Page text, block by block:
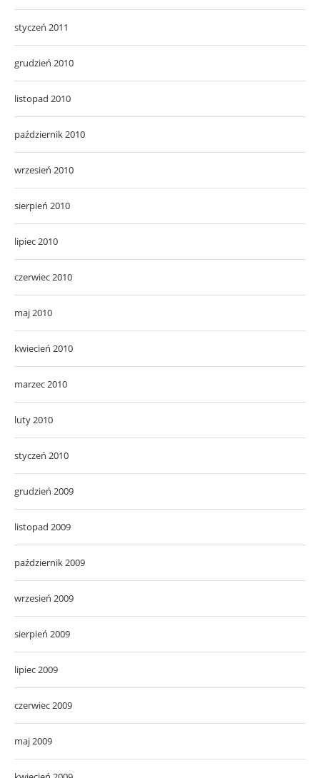
styczeń 2011
grudzień 2010
listopad 2010
październik 2010
wrzesień 2010
sierpień 2010
lipiec 2010
czerwiec 2010
maj 2010
kwiecień 2010
marzec 2010
luty 2010
styczeń 2010
grudzień 2009
listopad 2009
październik 2009
wrzesień 2009
sierpień 2009
lipiec 2009
czerwiec 2009
maj 2009